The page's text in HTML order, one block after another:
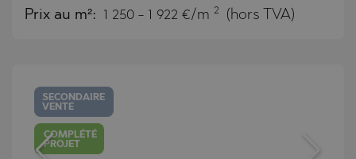
Prix au m²: 1 250 - 1 922 €/m 2 (hors TVA)
SECONDAIRE
VENTE
COMPLÉTÉ
PROJET